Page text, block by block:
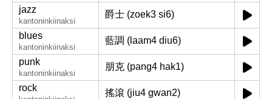
jazz
kantoninkiinaksi
爵士 (zoek3 si6)
blues
kantoninkiinaksi
藍調 (laam4 diu6)
punk
kantoninkiinaksi
朋克 (pang4 hak1)
rock 搖滾 (jiu4 gwan2)